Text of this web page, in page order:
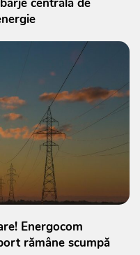
Energocom
rămâne scumpă